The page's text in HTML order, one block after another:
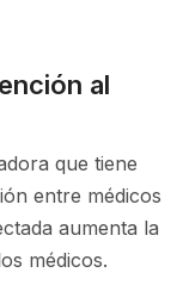
al
que tiene
entre médicos
aumenta la
médicos.